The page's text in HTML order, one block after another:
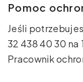
Pomoc
Jeśli
32 438 40 30 na
Pracownik